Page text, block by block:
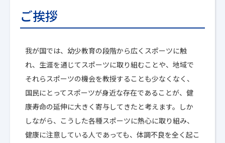
ご挨拶
我が国では、幼少教育の段階から広くスポーツに触
れ、生涯を通じてスポーツに取り組むことや、地域で
それらスポーツの機会を教授することも少なくなく、
国民にとってスポーツが身近な存在であることが、健
康寿命の延伸に大きく寄与してきたと考えます。しか
しながら、こうした各種スポーツに熱心に取り組み、
健康に注意している人であっても、体調不良を全く起こ